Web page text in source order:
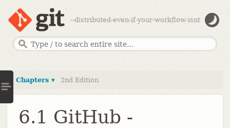
--distributed-even-if-your-workflow-isnt
Chapters ▾ 2nd Edition
6.1 GitHub -